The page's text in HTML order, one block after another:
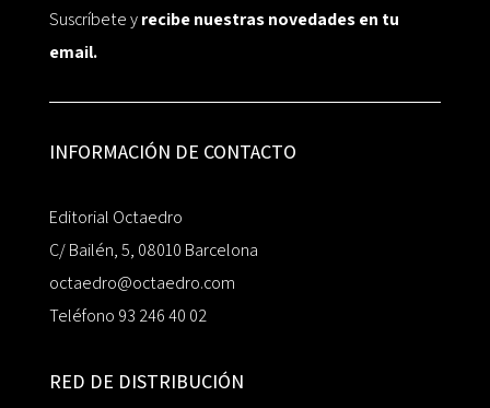
Suscríbete yrecibe nuestras novedades en tu
email.
INFORMACIÓN DE CONTACTO
Editorial Octaedro
C/ Bailén, 5, 08010 Barcelona
octaedro@octaedro.com
Teléfono 93 246 40 02
RED DE DISTRIBUCIÓN